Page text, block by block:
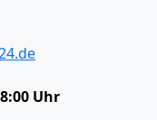
Uhr